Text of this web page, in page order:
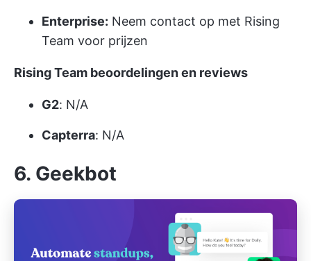
Enterprise: Neem contact op met Rising
Team voor prijzen
Rising Team beoordelingen en reviews
G2: N/A
Capterra: N/A
6. Geekbot